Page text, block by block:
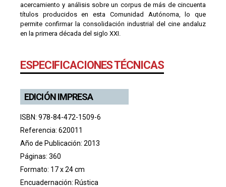
acercamiento y análisis sobre un corpus de más de cincuenta
títulos producidos en esta Comunidad Autónoma, lo que
permite confirmar la consolidación industrial del cine andaluz
en la primera década del siglo XXI.
ESPECIFICACIONES TÉCNICAS
EDICIÓN IMPRESA
ISBN: 978-84-472-1509-6
Referencia: 620011
Año de Publicación: 2013
Páginas: 360
Formato: 17 x 24 cm
Encuadernación: Rústica